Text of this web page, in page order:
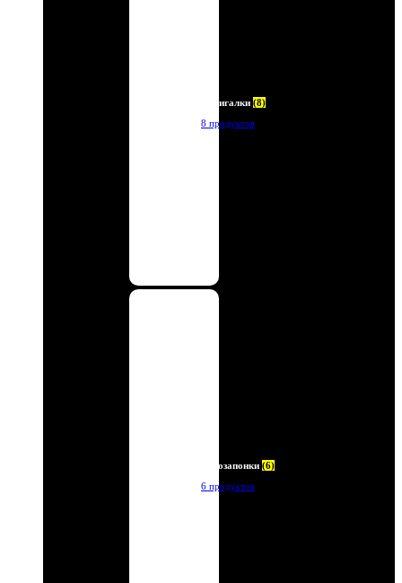
Зажигалки (8)
8 продуктов
Автозапонки (6)
6 продуктов